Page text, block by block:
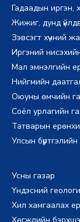
Гадаадын иргэн,
Жижиг, дунд
Зэвсэгт хүчний
Иргэний
Мал эмнэлгийн
Нийгмийн
Оюуны өмчийн
Соёл урлагийн
Татварын
Улсын
Усны газар
Үндэсний
Хил хамгаалах